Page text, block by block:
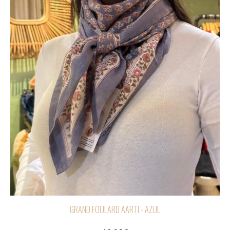
GRAND FOULARD AARTI - AZUL